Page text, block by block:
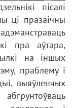
пісалі
ці празаічны
пра аўтара,
на іншых
праблему і
выяўленчых